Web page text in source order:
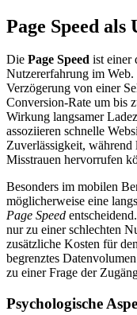
Page Speed
Die Page Speed ist einer
Nutzererfahrung im Web.
Verzögerung von einer
Conversion-Rate um bis
Wirkung langsamer
assoziieren schnelle
Zuverlässigkeit, während
Misstrauen hervorrufen
Besonders im mobilen
möglicherweise eine
Page Speed
nur zu einer schlechten
zusätzliche Kosten für
begrenztes
zu einer Frage der
Psychologische